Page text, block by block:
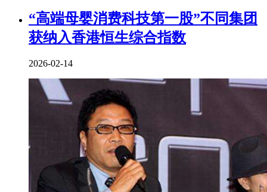
“高端母婴消费科技第一股”不同集团
获纳入香港恒生综合指数
2026-02-14